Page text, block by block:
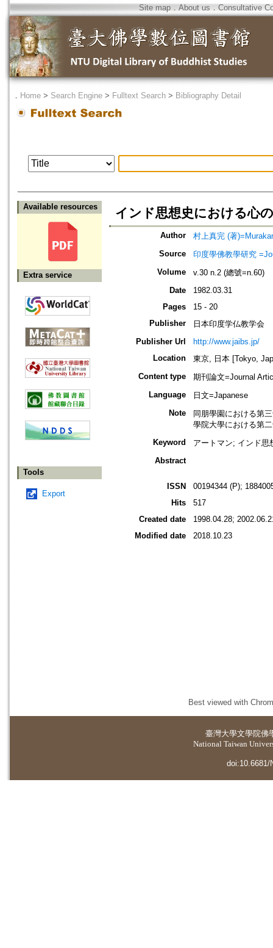
Site map．About us ． Consultative
． Home > Search Engine > Fulltext Search > Bibliography Detail
Available resources
Extra service
Tools
Export
インド思想史における心
Author
村上真完 (著
Source
印度學佛教學研究
Volume
v.30 n.2 (總號=n.60)
Date
1982.03.31
Pages
15 - 20
Publisher
日本印度学仏教学会
Publisher Url
http://www.jaibs.jp/
Location
東京, 日本 [Tokyo,
Content type
期刊論文=Journal
Language
日文=Japanese
Note
同朋學園における第
學院大學における第
Keyword
アートマン; インド思
Abstract
ISSN
00194344 (P);
Hits
517
Created date
1998.04.28;
Modified date
2018.10.23
Best viewed with
臺灣大學文學院佛
National Taiwan
doi:10.6681/